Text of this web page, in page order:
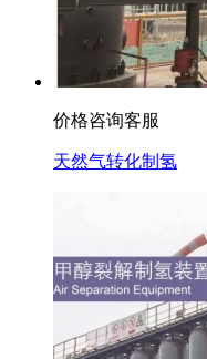
价格咨询客服
天然气转化制氢